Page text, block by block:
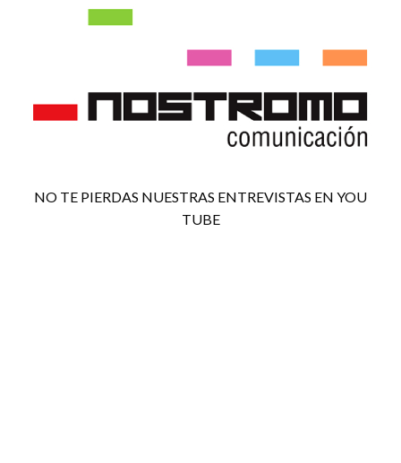
NO TE PIERDAS NUESTRAS ENTREVISTAS EN YOU
TUBE